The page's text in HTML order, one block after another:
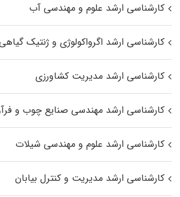
کارشناسی ارشد علوم و مهندسی آب
کارشناسی ارشد اگرواکولوژی و ژنتیک
کارشناسی ارشد مدیریت کشاورزی
کارشناسی ارشد مهندسی صنایع چوب و
کارشناسی ارشد علوم و مهندسی شیلات
کارشناسی ارشد مدیریت و کنترل بیابان